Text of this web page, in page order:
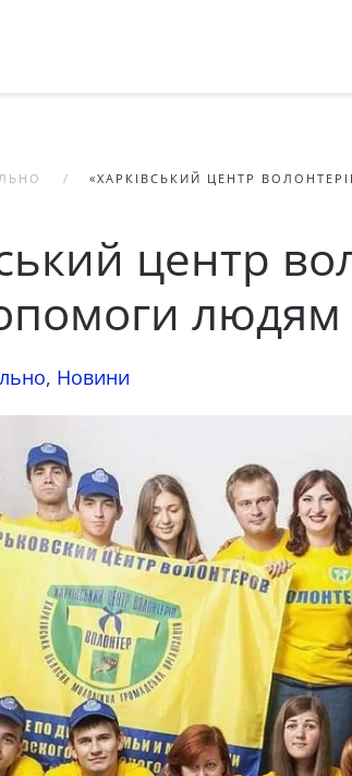
«ХАРКІВСЬКИЙ ЦЕНТР
центр
людям
, Новини